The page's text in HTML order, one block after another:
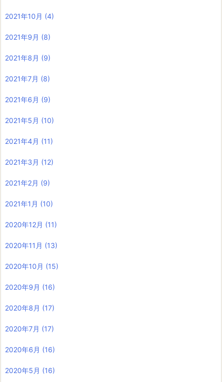
2021年10月 (4)
2021年9月 (8)
2021年8月 (9)
2021年7月 (8)
2021年6月 (9)
2021年5月 (10)
2021年4月 (11)
2021年3月 (12)
2021年2月 (9)
2021年1月 (10)
2020年12月 (11)
2020年11月 (13)
2020年10月 (15)
2020年9月 (16)
2020年8月 (17)
2020年7月 (17)
2020年6月 (16)
2020年5月 (16)